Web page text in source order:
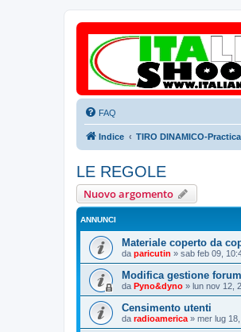
FAQ
Indice TIRO DINAMICO-
LE REGOLE
Nuovo argomento
ANNUNCI
Materiale coperto da
da paricutin » sab feb 09,
Modifica gestione forum
da Pyno&dyno » lun nov 12,
Censimento utenti
da radioamerica » mer lug